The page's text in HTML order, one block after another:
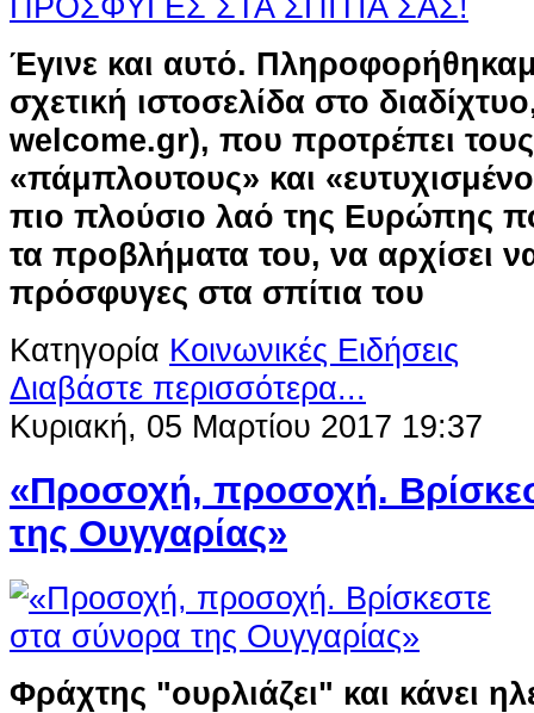
Έγινε και αυτό.
σχετική ιστοσελίδα στο
welcome.gr), που προτρέπει
«πάμπλουτους» και
πιο πλούσιο λαό της Ευρώπης
τα προβλήματα του, να αρχίσει
πρόσφυγες στα σπίτια του
Κατηγορία Κοινωνικές Ειδήσεις
Διαβάστε περισσότερα...
Κυριακή, 05 Μαρτίου 2017 19:37
«Προσοχή, προσοχή.
της Ουγγαρίας»
Φράχτης "ουρλιάζει" και κάνει